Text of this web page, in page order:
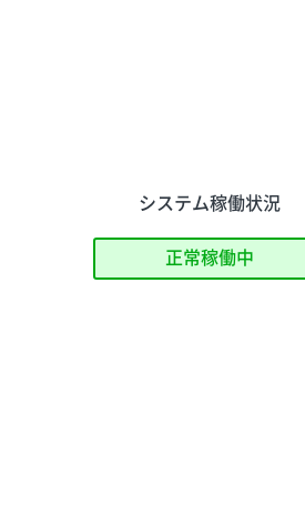
システム稼働状況
正常稼働中